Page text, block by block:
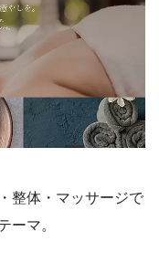
整体・マッサージで
ーマ。